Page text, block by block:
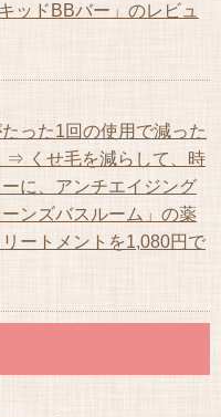
ッドBBバー」のレビュ
った1回の使用で減った
⇒ くせ毛を減らして、時
に、アンチエイジング
ンズバスルーム」の薬
ートメントを1,080円で